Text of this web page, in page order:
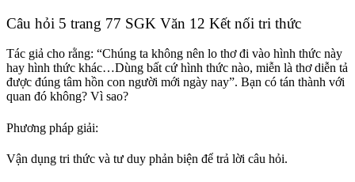
Câu hỏi 5 trang 77 SGK Văn 12 Kết nối tri thức
Tác giả cho rằng: “Chúng ta không nên lo thơ đi vào hình thức này
hay hình thức khác…Dùng bất cứ hình thức nào, miễn là thơ diễn tả
được đúng tâm hồn con người mới ngày nay”. Bạn có tán thành với
quan đó không? Vì sao?
Phương pháp giải:
Vận dụng tri thức và tư duy phản biện để trả lời câu hỏi.